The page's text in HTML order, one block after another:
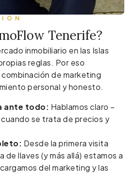
Tenerife?
inmobiliario en las Islas
reglas. Por eso
de marketing
personal y honesto.
ante todo: Hablamos claro –
se trata de precios y
Desde la primera visita
de llaves (y más allá) estamos a
del marketing y las